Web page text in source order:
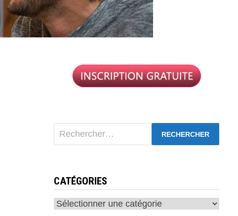
Rechercher :
CATÉGORIES
Catégories